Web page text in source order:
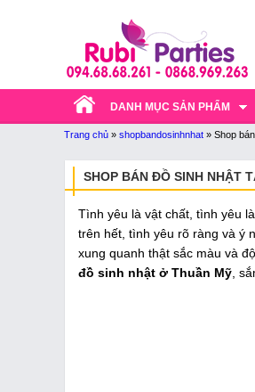
DANH MỤC SẢN PHẨM
Trang chủ » shopbandosinhnhat » Shop
SHOP BÁN ĐỒ SINH NHẬT
Tình yêu là vật chất, tình yêu
trên hết, tình yêu rõ ràng và ý
xung quanh thật sắc màu và
đồ sinh nhật ở Thuần Mỹ ,